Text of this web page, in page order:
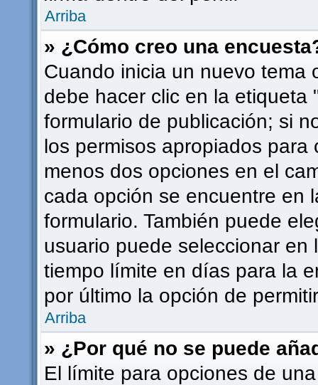
Arriba
» ¿Cómo creo una
Cuando inicia un nuevo tema
debe hacer clic en la etiqueta
formulario de publicación; si
los permisos apropiados
menos dos opciones en el
cada opción se encuentre en
formulario. También puede
usuario puede seleccionar
tiempo límite en días para la
por último la opción de
Arriba
» ¿Por qué no se puede
El límite para opciones de